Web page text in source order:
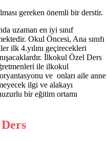
gereken önemli bir derstir.
uzaman en iyi sınıf
Okul Öncesi, Ana sınıfı
ilk 4.yılını geçirecekleri
İlkokul Özel Ders
ile ilkokul
ve onları aile anne
ilgi ve alakayı
bir eğitim ortamı